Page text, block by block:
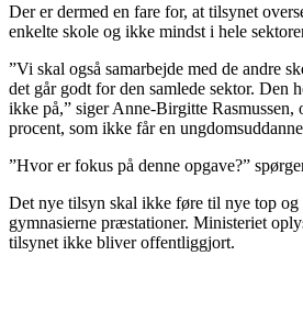
Der er dermed en fare for, at tilsynet
enkelte skole og ikke mindst i hele
”Vi skal også samarbejde med de andre
det går godt for den samlede sektor. Den
ikke på,” siger Anne-Birgitte Rasmussen,
procent, som ikke får en
”Hvor er fokus på denne opgave?”
Det nye tilsyn skal ikke føre til nye top
gymnasierne præstationer. Ministeriet
tilsynet ikke bliver offentliggjort.